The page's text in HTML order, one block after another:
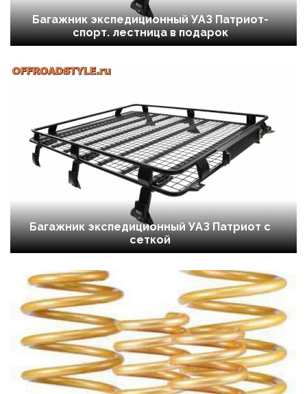
Багажник экспедиционный УАЗ Патриот-
спорт. лестница в подарок
Багажник экспедиционный УАЗ Патриот с
сеткой